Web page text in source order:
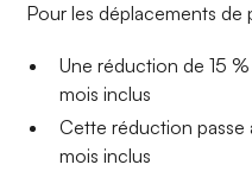
Pour les déplacements de
Une réduction de 15
mois inclus
Cette réduction
mois inclus